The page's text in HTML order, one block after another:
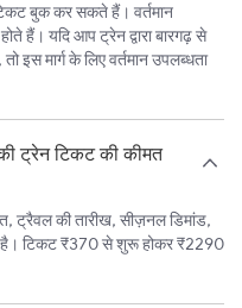
बुक कर सकते हैं। वर्तमान
हैं। यदि आप ट्रेन द्वारा बारगढ़ से
इस मार्ग के लिए वर्तमान उपलब्धता
ट्रेन टिकट की कीमत
ट्रैवल की तारीख, सीज़नल डिमांड,
है। टिकट ₹370 से शुरू होकर ₹2290